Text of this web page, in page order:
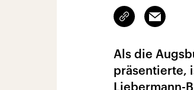
Link
kopieren/teilen
Email
Als die
präsentierte,
Liebermann-